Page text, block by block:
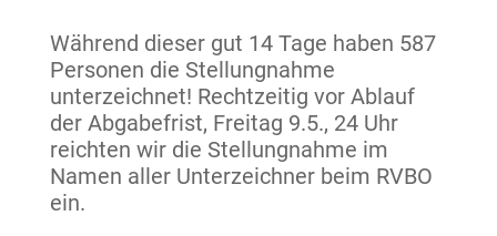
Während dieser gut 14 Tage haben 587
Personen die Stellungnahme
unterzeichnet! Rechtzeitig vor Ablauf
der Abgabefrist, Freitag 9.5., 24 Uhr
reichten wir die Stellungnahme im
Namen aller Unterzeichner beim RVBO
ein.